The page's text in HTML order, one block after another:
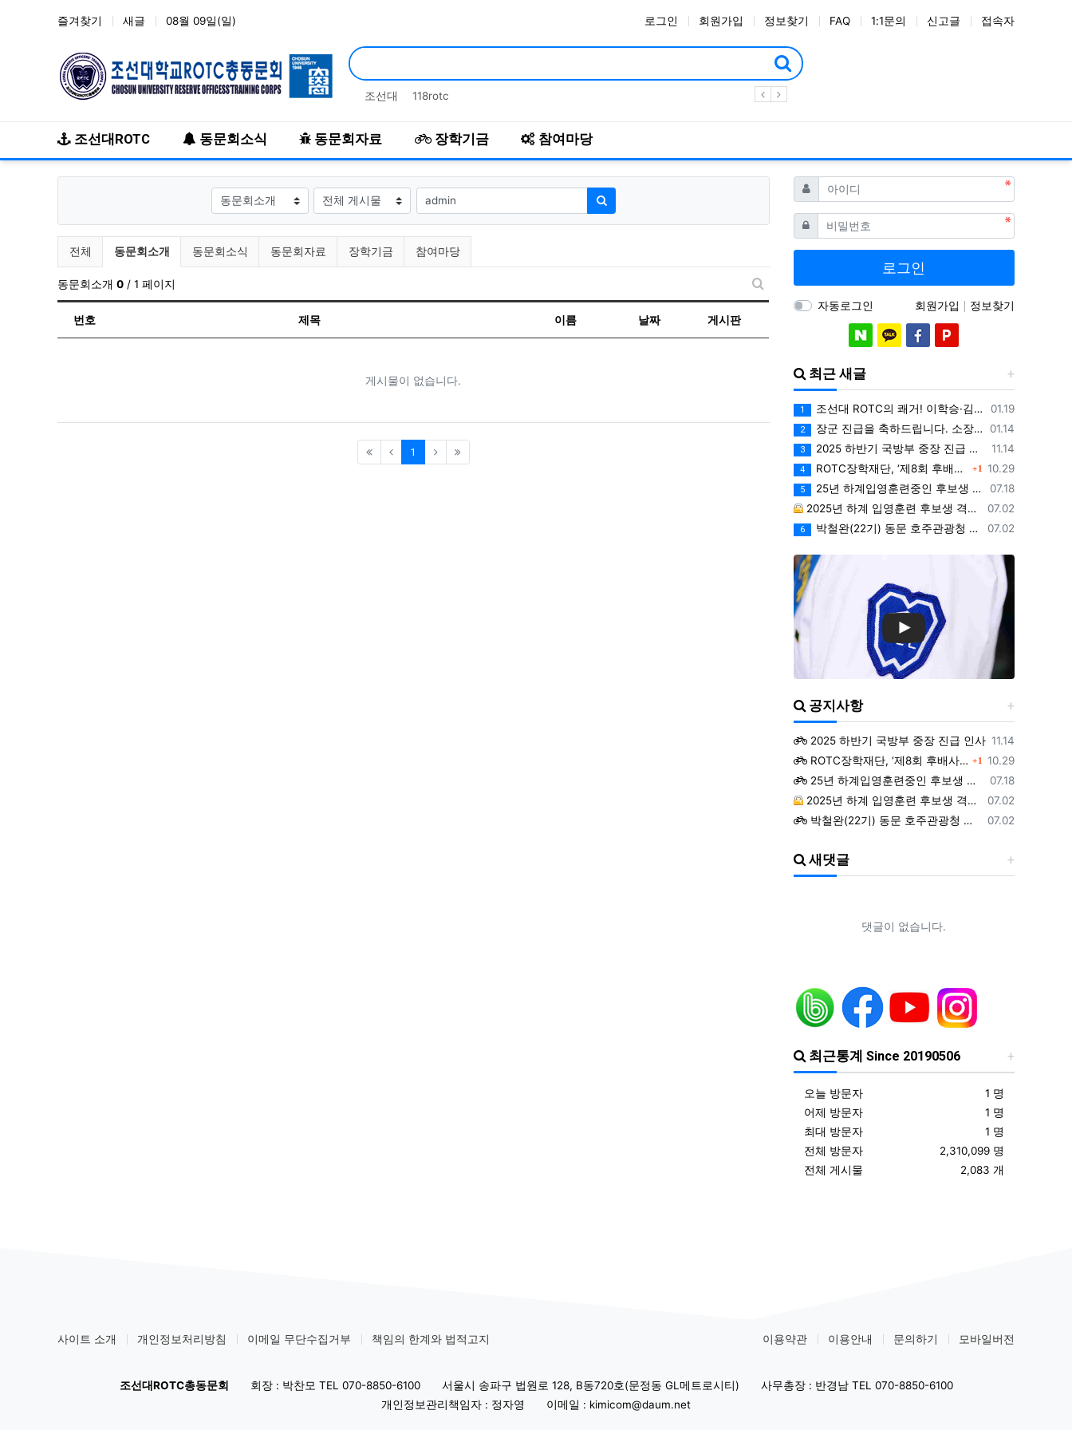
즐겨찾기 새글 08월 09일(일) 로그인 회원가입 정보찾기 FAQ 1:1문의 신고글 접속자
인기검색어
조선대 118rotc
메인 메뉴
조선대ROTC 동문회소식 동문회자료 장학기금 참여마당
게시판그룹 검색대상 검색어필수
검색하기
전체게시물 그룹 목록
전체 현재 그룹
동문회소개 동문회소식 동문회자료 장학기금 참여마당
동문회소개 0 / 1 페이지
새글 검색
번호
제목 이름 날짜 게시판
게시물이 없습니다.
1 (current)
아이디 필수
비밀번호필수
로그인
자동로그인 회원가입 정보찾기
최근 새글
등록일
01.19
1
조선대 ROTC의 쾌거! 이학승·김하랑 후보생, ‘2026 美 대학 특별리더십 연수’ 선발
등록일
01.14
2
장군 진급을 축하드립니다. 소장 박민영(31기/정보), 준장 서필석(34기/공병).황주봉(36기/보병).김희찬(36기/기갑)
등록일
11.14
3
2025 하반기 국방부 중장 진급 인사
등록일
10.29
4 ROTC장학재단, ‘제8회 후배사랑 골프대회’ 열어.. 장학기금 3억 7,620만원 조성 1
등록일
07.18
5
25년 하계입영훈련중인 후보생 위문 후기
등록일
07.02
2025년 하계 입영훈련 후보생 격려방문 안내 - 7월9일(수)
등록일
07.02
6 박철완(22기) 동문 호주관광청 주관 - 호주 추억전에 한국화 최초 초청 전시회
공지사항
등록일
11.14
2025 하반기 국방부 중장 진급 인사
등록일
10.29
ROTC장학재단, ‘제8회 후배사랑 골프대회’ 열어.. 장학기금 3억 7,620만원 조성 1
등록일
07.18
25년 하계입영훈련중인 후보생 위문 후기
등록일
07.02
2025년 하계 입영훈련 후보생 격려방문 안내 - 7월9일(수)
등록일
07.02
박철완(22기) 동문 호주관광청 주관 - 호주 추억전에 한국화 최초 초청 전시회
등록일
05.02
ROTC 육성 및 지원 특별법 공청회
등록일
01.22
예능프로그램 ‘강철부대’ 여군편인 ‘강철부대W’에 ROTC 동문 4인이 출연
장군 진급을 축하드립니다. 소장 박민영(31기/정보), 준장 서필석(34기/공병).황주봉(36기/보병).김희찬(36기/기갑)
새댓글
댓글이 없습니다.
최근통계 Since 20190506
오늘 방문자
1 명
어제 방문자
1 명
최대 방문자
1 명
전체 방문자
2,310,099 명
전체 게시물
2,083 개
사이트 소개 개인정보처리방침 이메일 무단수집거부 책임의 한계와 법적고지 이용약관 이용안내 문의하기 모바일버전
조선대ROTC총동문회 회장 : 박찬모 TEL 070-8850-6100 서울시 송파구 법원로 128, B동720호(문정동 GL메트로시티)
사무총장 : 반경남 TEL 070-8850-6100
개인정보관리책임자 : 정자영
이메일 : kimicom@daum.net